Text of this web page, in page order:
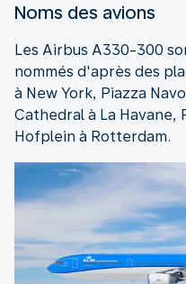
Noms des avions
Les Airbus A330-300
nommés d'après des
à New York, Piazza
Cathedral à La Havane,
Hofplein à Rotterdam.